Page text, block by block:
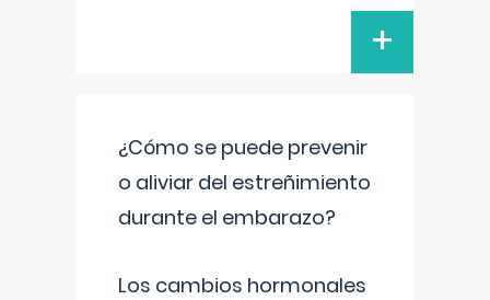
+
¿Cómo se puede prevenir
o aliviar del estreñimiento
durante el embarazo?
Los cambios hormonales